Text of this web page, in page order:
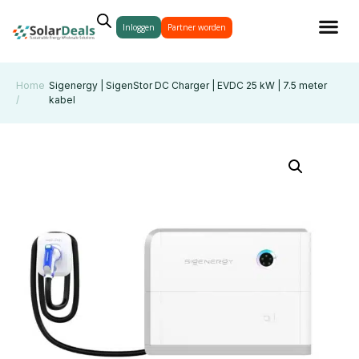
Inloggen Partner worden
Home
/
Sigenergy | SigenStor DC Charger | EVDC 25 kW | 7.5 meter
kabel